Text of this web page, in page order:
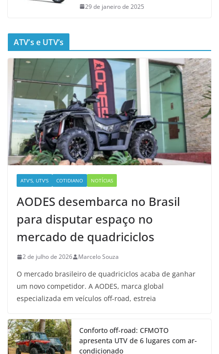
29 de janeiro de 2025
ATV’s e UTV’s
ATV'S, UTV'S COTIDIANO NOTÍCIAS
AODES desembarca no Brasil
para disputar espaço no
mercado de quadriciclos
2 de julho de 2026 Marcelo Souza
O mercado brasileiro de quadriciclos acaba de ganhar
um novo competidor. A AODES, marca global
especializada em veículos off-road, estreia
Conforto off-road: CFMOTO
apresenta UTV de 6 lugares com ar-
condicionado